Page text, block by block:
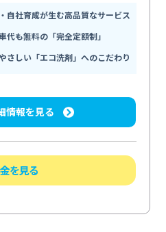
自社育成が生む高品質なサービス
代も無料の「完全定額制」
さしい「エコ洗剤」へのこだわり
情報を見る
を見る